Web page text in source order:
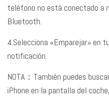
teléfono no está conectado a
Bluetooth.
4.Selecciona «Emparejar» en
notificación.
NOTA：También puedes
iPhone en la pantalla del